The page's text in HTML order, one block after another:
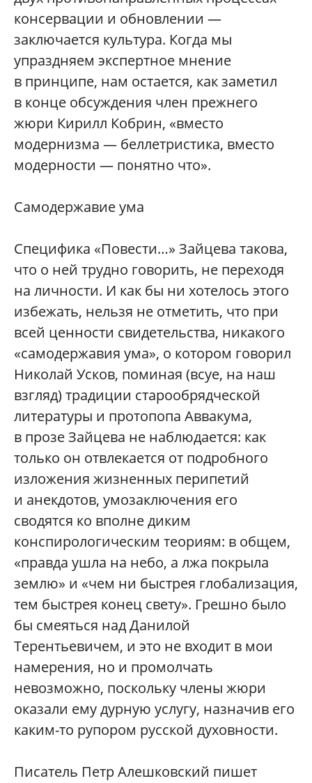
консервации и обновлении —
заключается культура. Когда мы
упраздняем экспертное мнение
в принципе, нам остается, как заметил
в конце обсуждения член прежнего
жюри Кирилл Кобрин, «вместо
модернизма — беллетристика, вместо
модерности — понятно что».
Самодержавие ума
Специфика «Повести…» Зайцева такова,
что о ней трудно говорить, не переходя
на личности. И как бы ни хотелось этого
избежать, нельзя не отметить, что при
всей ценности свидетельства, никакого
«самодержавия ума», о котором говорил
Николай Усков, поминая (всуе, на наш
взгляд) традиции старообрядческой
литературы и протопопа Аввакума,
в прозе Зайцева не наблюдается: как
только он отвлекается от подробного
изложения жизненных перипетий
и анекдотов, умозаключения его
сводятся ко вполне диким
конспирологическим теориям: в общем,
«правда ушла на небо, а лжа покрыла
землю» и «чем ни быстрея глобализация,
тем быстрея конец свету». Грешно было
бы смеяться над Данилой
Терентьевичем, и это не входит в мои
намерения, но и промолчать
невозможно, поскольку члены жюри
оказали ему дурную услугу, назначив его
каким-то рупором русской духовности.
Писатель Петр Алешковский пишет